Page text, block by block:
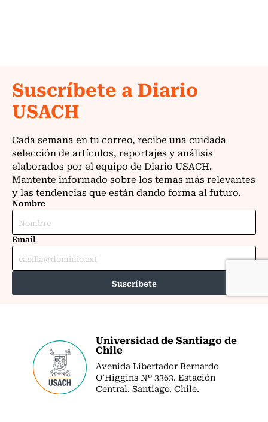
Universidad de Santiago de
Chile
Avenida Libertador Bernardo
O’Higgins Nº 3363. Estación
Central. Santiago. Chile.